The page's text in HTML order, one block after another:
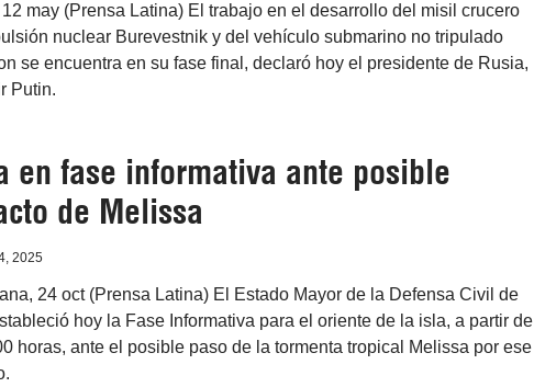
12 may (Prensa Latina) El trabajo en el desarrollo del misil crucero
nuclear Burevestnik y del vehículo submarino no tripulado
se encuentra en su fase final, declaró hoy el presidente de Rusia,
Putin.
en fase informativa ante posible
de Melissa
2025
24 oct (Prensa Latina) El Estado Mayor de la Defensa Civil de
hoy la Fase Informativa para el oriente de la isla, a partir de
horas, ante el posible paso de la tormenta tropical Melissa por ese